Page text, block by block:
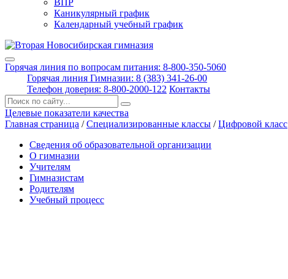
ВПР
Каникулярный график
Календарный учебный график
Горячая линия по вопросам питания: 8-800-350-5060
Горячая линия Гимназии: 8 (383) 341-26-00
Телефон доверия: 8-800-2000-122 Контакты
Поиск:
Целевые показатели качества
Главная страница /Специализированные классы /Цифровой класс
Сведения об образовательной организации
О гимназии
Учителям
Гимназистам
Родителям
Учебный процесс